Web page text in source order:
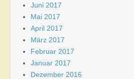
Juni 2017
Mai 2017
April 2017
März 2017
Februar 2017
Januar 2017
Dezember 2016